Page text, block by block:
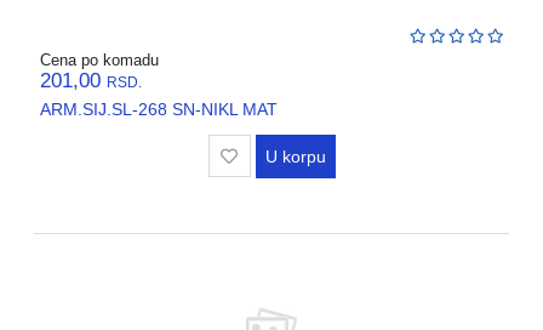
Cena po komadu
201,00 RSD.
ARM.SIJ.SL-268 SN-NIKL MAT
U korpu